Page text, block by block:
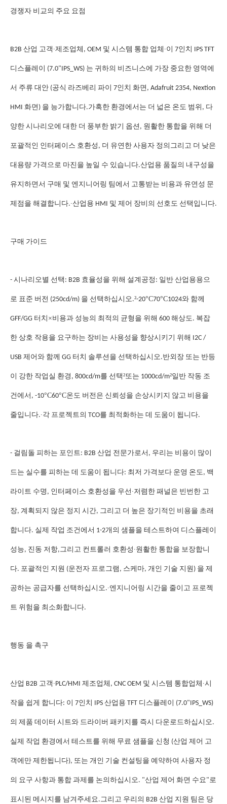
경쟁자 비교의 주요 요점
B2B 산업 고객 ∙제조업체, OEM 및 시스템 통합 업체 ∙이 7인치 IPS TFT
디스플레이 (7.0"IPS_WS) 는 귀하의 비즈니스에 가장 중요한 영역에
서 주류 대안 (공식 라즈베리 파이 7인치 화면, Adafruit 2354, Nextion
HMI 화면) 을 능가합니다.가혹한 환경에서는 더 넓은 온도 범위, 다
양한 시나리오에 대한 더 풍부한 밝기 옵션, 원활한 통합을 위해 더
포괄적인 인터페이스 호환성, 더 유연한 사용자 정의그리고 더 낮은
대용량 가격으로 마진을 높일 수 있습니다.산업용 품질의 내구성을
유지하면서 구매 및 엔지니어링 팀에서 고통받는 비용과 유연성 문
제점을 해결합니다.∙산업용 HMI 및 제어 장비의 선호도 선택입니다.
구매 가이드
- 시나리오별 선택: B2B 효율성을 위해 설계 공정: 일반 산업용용으
로 표준 버전 (250cd/m) 을 선택하십시오.²-20°C70°C1024와 함께
GFF/GG 터치 ×비용과 성능의 최적의 균형을 위해 600 해상도. 복잡
한 상호 작용을 요구하는 장비는 사용성을 향상시키기 위해 I2C /
USB 제어와 함께 GG 터치 솔루션을 선택하십시오.반외장 또는 반등
이 강한 작업실 환경, 800cd/m를 선택²또는 1000cd/m²일반 작동 조
건에서, -10°C60°C온도 버전은 신뢰성을 손상시키지 않고 비용을
줄입니다.∙각 프로젝트의 TCO를 최적화하는 데 도움이 됩니다.
- 걸림돌 피하는 포인트: B2B 산업 전문가로서, 우리는 비용이 많이
드는 실수를 피하는 데 도움이 됩니다: 최저 가격보다 운영 온도, 백
라이트 수명, 인터페이스 호환성을 우선 ∙저렴한 패널은 빈번한 고
장, 계획되지 않은 정지 시간, 그리고 더 높은 장기적인 비용을 초래
합니다. 실제 작업 조건에서 1-2개의 샘플을 테스트하여 디스플레이
성능, 진동 저항,그리고 컨트롤러 호환성 ∙원활한 통합을 보장합니
다. 포괄적인 지원 (운전자 프로그램, 스케마, 개인 기술 지원) 을 제
공하는 공급자를 선택하십시오.∙엔지니어링 시간을 줄이고 프로젝
트 위험을 최소화합니다.
행동 을 촉구
산업 B2B 고객 ∙PLC/HMI 제조업체, CNC OEM 및 시스템 통합업체 ∙시
작을 쉽게 합니다: 이 7인치 IPS 산업용 TFT 디스플레이 (7.0"IPS_WS)
의 제품 데이터 시트와 드라이버 패키지를 즉시 다운로드하십시오.
실제 작업 환경에서 테스트를 위해 무료 샘플을 신청 (산업 제어 고
객에만 제한됩니다), 또는 개인 기술 컨설팅을 예약하여 사용자 정
의 요구 사항과 통합 과제를 논의하십시오. "산업 제어 화면 수요"로
표시된 메시지를 남겨주세요.그리고 우리의 B2B 산업 지원 팀은 당